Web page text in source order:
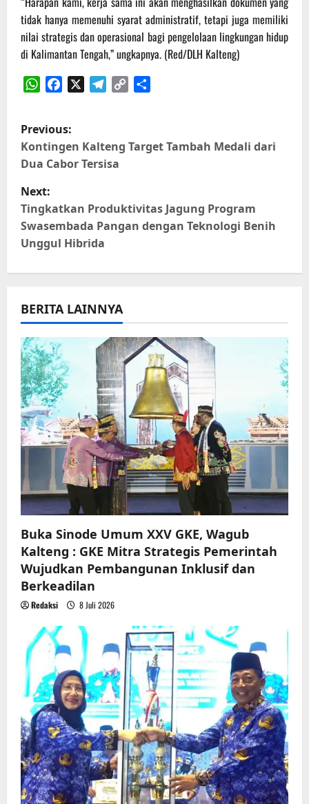
tidak hanya memenuhi syarat administratif, tetapi juga memiliki
nilai strategis dan operasional bagi pengelolaan lingkungan hidup
di Kalimantan Tengah,” ungkapnya. (Red/DLH Kalteng)
P
o
s
t
n
a
v
i
g
a
t
i
o
n
Previous:
Kontingen Kalteng Target Tambah Medali dari
Dua Cabor Tersisa
Next:
Tingkatkan Produktivitas Jagung Program
Swasembada Pangan dengan Teknologi Benih
Unggul Hibrida
BERITA LAINNYA
Buka Sinode Umum XXV GKE, Wagub
Kalteng : GKE Mitra Strategis Pemerintah
Wujudkan Pembangunan Inklusif dan
Berkeadilan
Redaksi 8 Juli 2026